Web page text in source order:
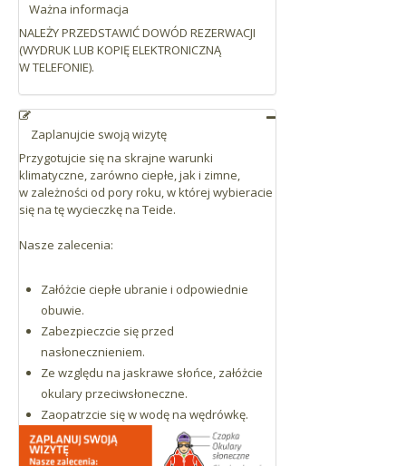
Ważna informacja
NALEŻY PRZEDSTAWIĆ DOWÓD REZERWACJI
(WYDRUK LUB KOPIĘ ELEKTRONICZNĄ
W TELEFONIE).
Zaplanujcie swoją wizytę
Przygotujcie się na skrajne warunki
klimatyczne, zarówno ciepłe, jak i zimne,
w zależności od pory roku, w której wybieracie
się na tę wycieczkę na Teide.
Nasze zalecenia:
Załóżcie ciepłe ubranie i odpowiednie
obuwie.
Zabezpieczcie się przed
nasłonecznieniem.
Ze względu na jaskrawe słońce, załóżcie
okulary przeciwsłoneczne.
Zaopatrzcie się w wodę na wędrówkę.